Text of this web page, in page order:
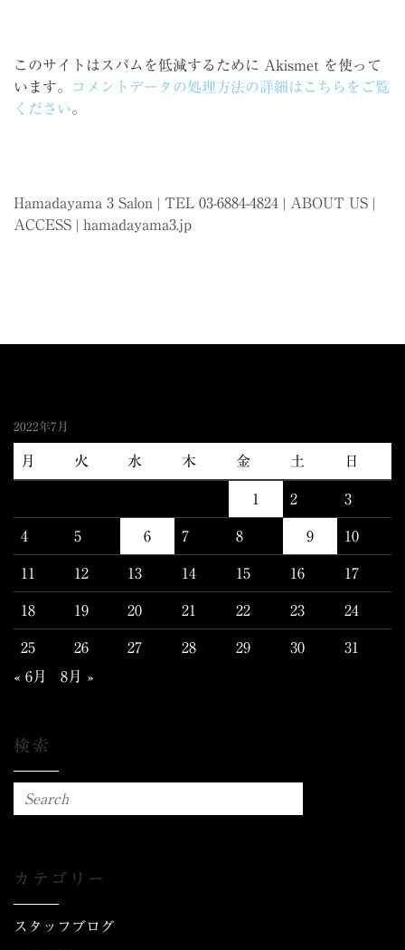
このサイトはスパムを低減するために Akismet を使って
います。
コメントデータの処理方法の詳細はこちらをご覧
ください。
Hamadayama 3 Salon | TEL 03-6884-4824 | ABOUT US |
ACCESS | hamadayama3.jp
2022年7月
月 火 水 木 金 土 日
1 2 3
4 5 6 7 8 9 10
11 12 13 14 15 16 17
18 19 20 21 22 23 24
25 26 27 28 29 30
31
« 6月
8月 »
検索
カテゴリー
スタッフブログ